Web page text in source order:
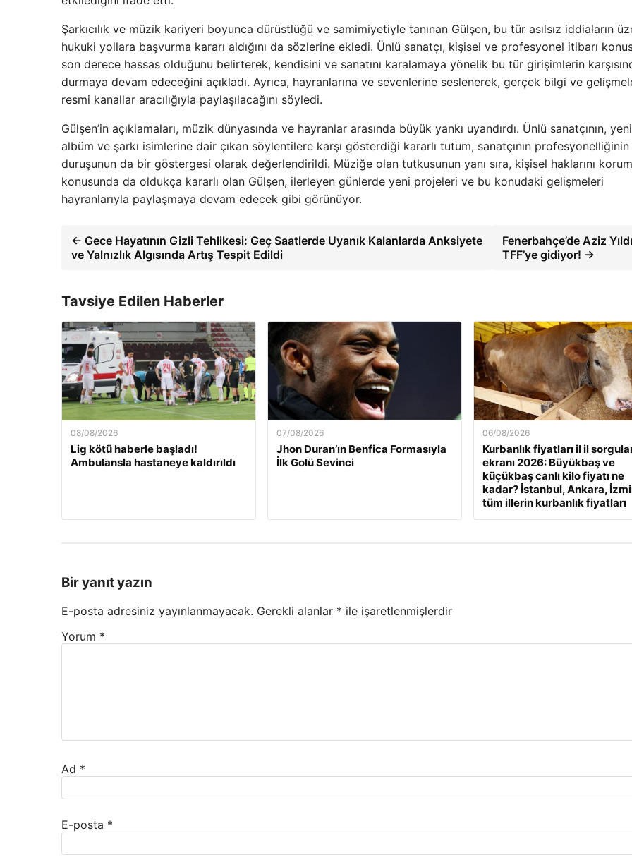
Şarkıcılık ve müzik kariyeri boyunca dürüstlüğü ve samimiyetiyle tanınan Gülşen, bu tür asılsız iddiaların
hukuki yollara başvurma kararı aldığını da sözlerine ekledi. Ünlü sanatçı, kişisel ve profesyonel itibarı
son derece hassas olduğunu belirterek, kendisini ve sanatını karalamaya yönelik bu tür girişimlerin
durmaya devam edeceğini açıkladı. Ayrıca, hayranlarına ve sevenlerine seslenerek, gerçek bilgi ve
resmi kanallar aracılığıyla paylaşılacağını söyledi.
Gülşen’in açıklamaları, müzik dünyasında ve hayranlar arasında büyük yankı uyandırdı. Ünlü sanatçının, yeni
albüm ve şarkı isimlerine dair çıkan söylentilere karşı gösterdiği kararlı tutum, sanatçının
duruşunun da bir göstergesi olarak değerlendirildi. Müziğe olan tutkusunun yanı sıra, kişisel haklarını
konusunda da oldukça kararlı olan Gülşen, ilerleyen günlerde yeni projeleri ve bu konudaki gelişmeleri
hayranlarıyla paylaşmaya devam edecek gibi görünüyor.
← Gece Hayatının Gizli Tehlikesi: Geç Saatlerde Uyanık Kalanlarda Anksiyete
ve Yalnızlık Algısında Artış Tespit Edildi
Fenerbahçe’de Aziz
TFF’ye gidiyor! →
Tavsiye Edilen Haberler
08/08/2026
Lig kötü haberle başladı!
Ambulansla hastaneye kaldırıldı
07/08/2026
Jhon Duran’ın Benfica Formasıyla
İlk Golü Sevinci
06/08/2026
Kurbanlık fiyatları il il
ekranı 2026: Büyükbaş ve
küçükbaş canlı kilo fiyatı ne
kadar? İstanbul, Ankara,
tüm illerin kurbanlık fiyatları
Bir yanıt yazın
E-posta adresiniz yayınlanmayacak. Gerekli alanlar * ile işaretlenmişlerdir
Yorum *
Ad *
E-posta *